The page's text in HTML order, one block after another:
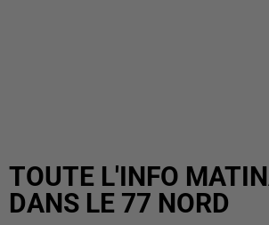
TOUTE L'INFO
DANS LE 77 NORD